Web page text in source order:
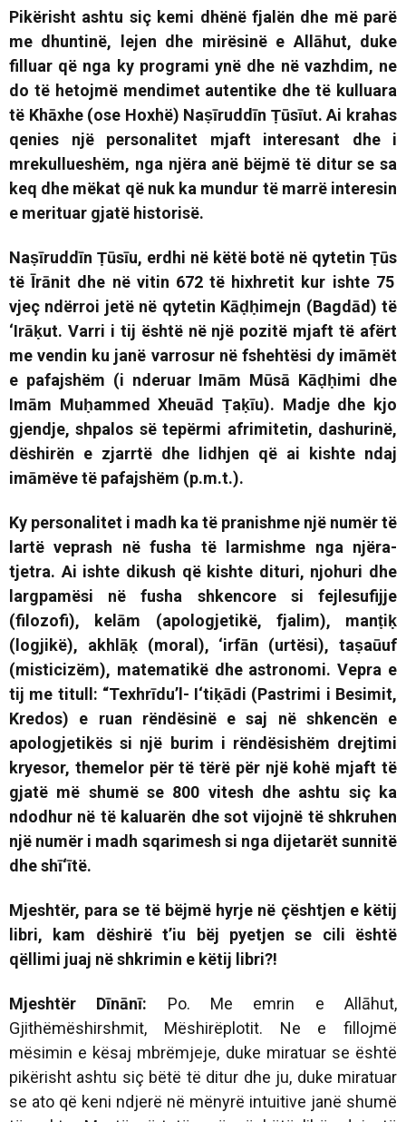
Pikërisht ashtu siç kemi dhënë fjalën dhe më parë
me dhuntinë, lejen dhe mirësinë e Allāhut, duke
filluar që nga ky programi ynë dhe në vazhdim, ne
do të hetojmë mendimet autentike dhe të kulluara
të Khāxhe (ose Hoxhë) Naṣīruddīn Ṭūsīut.Ai krahas
qenies një personalitet mjaft interesant dhe i
mrekullueshëm, nga njëra anë bëjmë të ditur se sa
keq dhe mëkat që nuk ka mundur të marrë interesin
e merituar gjatë historisë.
Naṣīruddīn Ṭūsīu, erdhi në këtë botë në qytetin Ṭūs
të Īrānit dhe në vitin 672 të hixhretit kur ishte 75
vjeç ndërroi jetë në qytetin Kāḍḥimejn (Bagdād) të
‘Irāḳut. Varri i tij është në një pozitë mjaft të afërt
me vendin ku janë varrosur në fshehtësi dy imāmët
e pafajshëm (i nderuar Imām Mūsā Kāḍḥimi dhe
Imām Muḥammed Xheuād Ṭaḳīu). Madje dhe kjo
gjendje, shpalos së tepërmi afrimitetin, dashurinë,
dëshirën e zjarrtë dhe lidhjen që ai kishte ndaj
imāmëve të pafajshëm (p.m.t.).
Ky personalitet i madh ka të pranishme një numër të
lartë veprash në fusha të larmishme nga njëra-
tjetra. Ai ishte dikush që kishte dituri, njohuri dhe
largpamësi në fusha shkencore si fejlesufijje
(filozofi), kelām (apologjetikë, fjalim), manṭiḳ
(logjikë), akhlāḳ (moral), ‘irfān (urtësi), taṣaūuf
(misticizëm), matematikë dhe astronomi. Vepra e
tij me titull: “Texhrīdu’l- I‘tiḳādi (Pastrimi i Besimit,
Kredos) e ruan rëndësinë e saj në shkencën e
apologjetikës si një burim i rëndësishëm drejtimi
kryesor, themelor për të tërë për një kohë mjaft të
gjatë më shumë se 800 vitesh dhe ashtu siç ka
ndodhur në të kaluarën dhe sot vijojnë të shkruhen
një numër i madh sqarimesh si nga dijetarët sunnitë
dhe shī‘ītë.
Mjeshtër, para se të bëjmë hyrje në çështjen e këtij
libri, kam dëshirë t’iu bëj pyetjen se cili është
qëllimi juaj në shkrimin e këtij libri?!
Mjeshtër Dīnānī: Po. Me emrin e Allāhut,
Gjithëmëshirshmit, Mëshirëplotit. Ne e fillojmë
mësimin e kësaj mbrëmjeje, duke miratuar se është
pikërisht ashtu siç bëtë të ditur dhe ju, duke miratuar
se ato që keni ndjerë në mënyrë intuitive janë shumë